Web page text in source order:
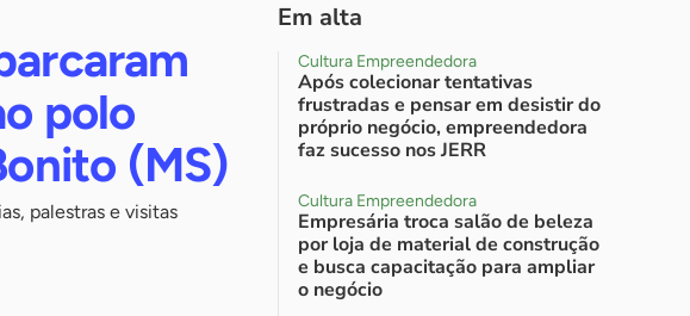
polo
(MS)
palestras e visitas
Em alta
Cultura Empreendedora
Após colecionar tentativas
frustradas e pensar em desistir do
próprio negócio, empreendedora
faz sucesso nos JERR
Cultura Empreendedora
Empresária troca salão de beleza
por loja de material de construção
e busca capacitação para ampliar
o negócio